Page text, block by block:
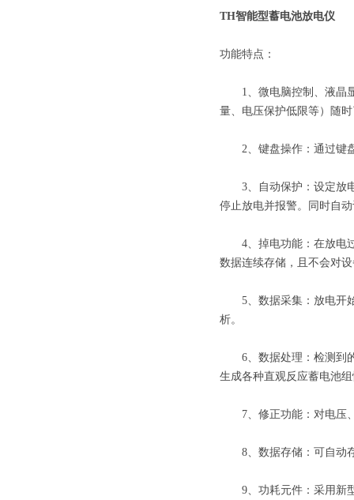
TH智能型蓄电池放电仪
功能特点：
1、微电脑控制、液晶显
量、电压保护低限等）随
2、键盘操作：通过键盘
3、自动保护：设定放电
停止放电并报警。同时自
4、掉电功能：在放电过
数据连续存储，且不会对
5、数据采集：放电开始
析。
6、数据处理：检测到的
生成各种直观反应蓄电池
7、修正功能：对电压、
8、数据存储：可自动存
9、功耗元件：采用新型